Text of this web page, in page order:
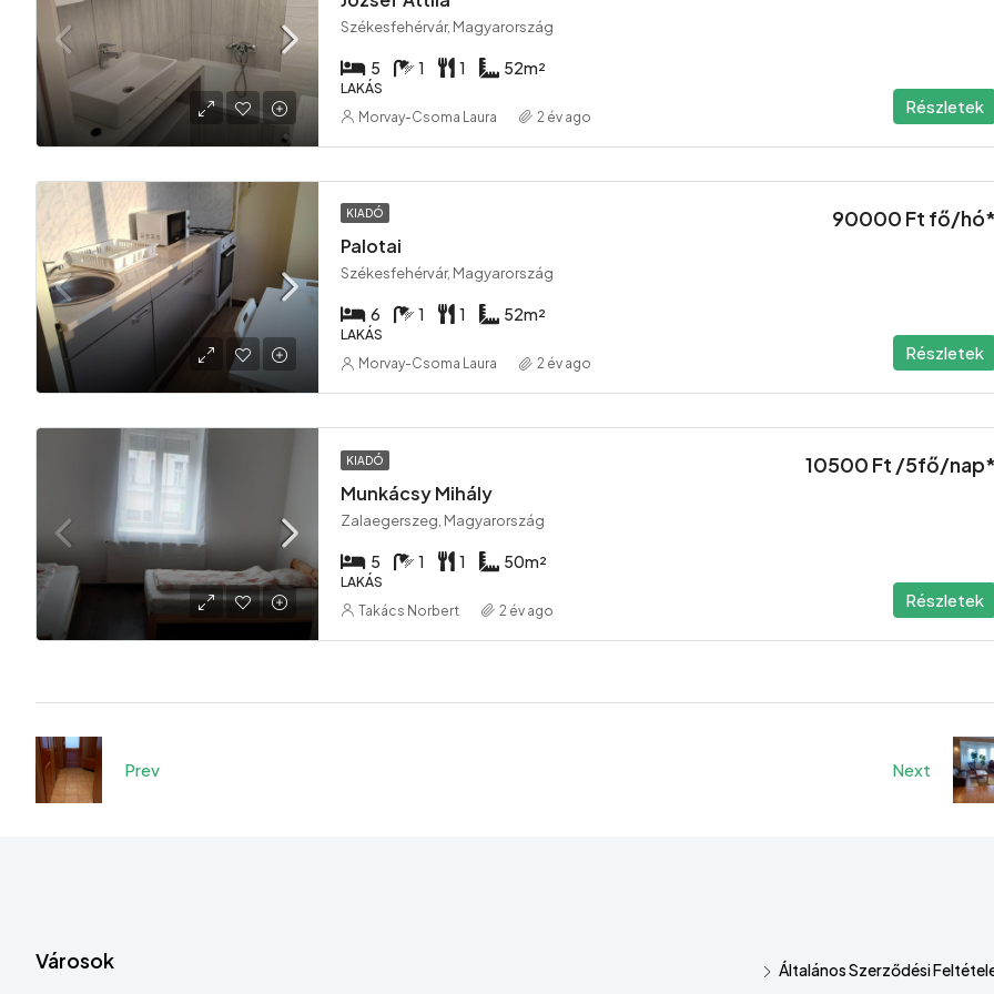
Székesfehérvár, Magyarország
5 1 1 52m²
LAKÁS
Részletek
Morvay-Csoma Laura 2 év ago
KIADÓ
Palotai
90000 Ft fő/
Székesfehérvár, Magyarország
6 1 1 52m²
LAKÁS
Részletek
Morvay-Csoma Laura 2 év ago
KIADÓ
Munkácsy Mihály
10500 Ft /5fő/
Zalaegerszeg, Magyarország
5 1 1 50m²
LAKÁS
Részletek
Takács Norbert 2 év ago
Prev Next
Városok Általános Szerződési